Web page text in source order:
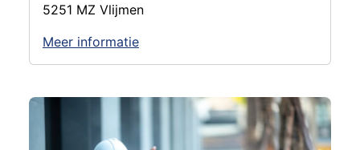
5251 MZ Vlijmen
Meer informatie